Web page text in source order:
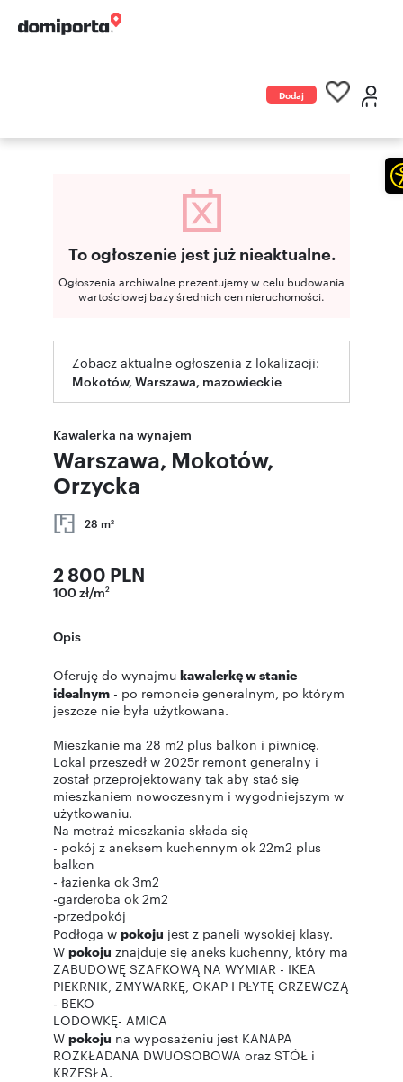
Dodaj
To ogłoszenie jest już nieaktualne.
Ogłoszenia archiwalne prezentujemy w celu budowania
wartościowej bazy średnich cen nieruchomości.
Zobacz aktualne ogłoszenia z lokalizacji:
Mokotów, Warszawa, mazowieckie
Kawalerka na wynajem
Warszawa, Mokotów,
Orzycka
28 m2
2 800 PLN
100 zł/m2
Opis
Oferuję do wynajmu kawalerkę w stanie
idealnym - po remoncie generalnym, po którym
jeszcze nie była użytkowana.
Mieszkanie ma 28 m2 plus balkon i piwnicę.
Lokal przeszedł w 2025r remont generalny i
został przeprojektowany tak aby stać się
mieszkaniem nowoczesnym i wygodniejszym w
użytkowaniu.
Na metraż mieszkania składa się
- pokój z aneksem kuchennym ok 22m2 plus
balkon
- łazienka ok 3m2
-garderoba ok 2m2
-przedpokój
Podłoga w pokoju jest z paneli wysokiej klasy.
W pokoju znajduje się aneks kuchenny, który ma
ZABUDOWĘ SZAFKOWĄ NA WYMIAR - IKEA
PIEKRNIK, ZMYWARKĘ, OKAP I PŁYTĘ GRZEWCZĄ
- BEKO
LODOWKĘ- AMICA
W pokoju na wyposażeniu jest KANAPA
ROZKŁADANA DWUOSOBOWA oraz STÓŁ i
KRZESŁA.